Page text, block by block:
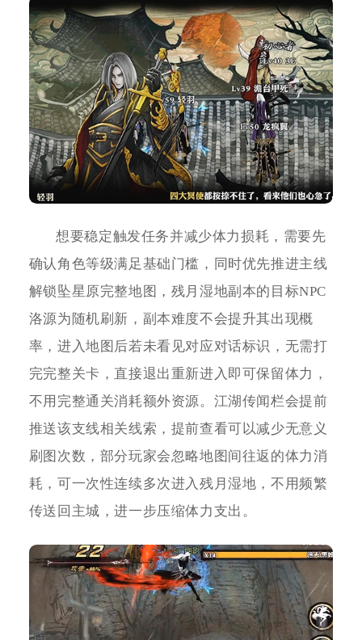
想要稳定触发任务并减少体力损耗，需要先
确认角色等级满足基础门槛，同时优先推进主线
解锁坠星原完整地图，残月湿地副本的目标NPC
洛源为随机刷新，副本难度不会提升其出现概
率，进入地图后若未看见对应对话标识，无需打
完完整关卡，直接退出重新进入即可保留体力，
不用完整通关消耗额外资源。江湖传闻栏会提前
推送该支线相关线索，提前查看可以减少无意义
刷图次数，部分玩家会忽略地图间往返的体力消
耗，可一次性连续多次进入残月湿地，不用频繁
传送回主城，进一步压缩体力支出。